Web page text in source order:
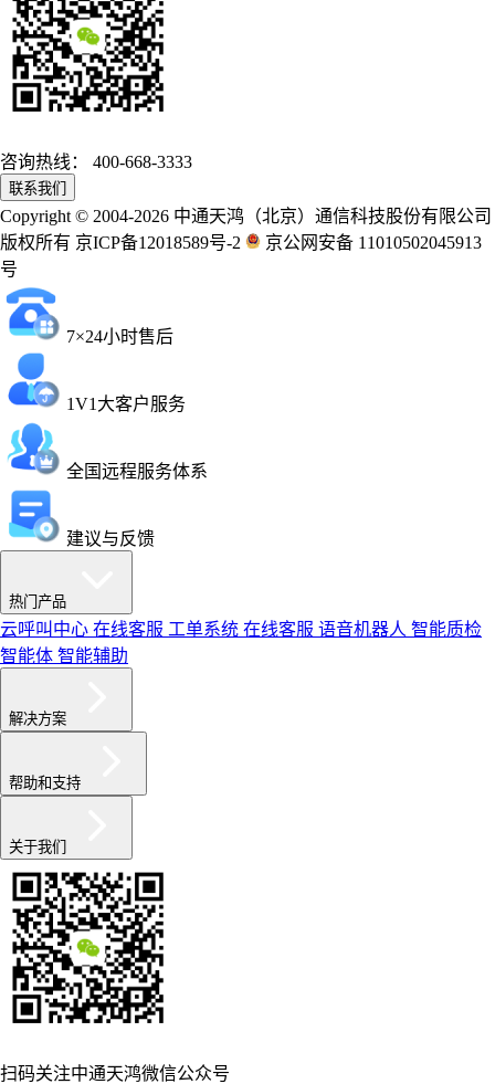
咨询热线： 400-668-3333
联系我们
Copyright © 2004-2026 中通天鸿（北京）通信科技股份有限公司
版权所有 京ICP备12018589号-2
京公网安备 11010502045913
号
7×24小时售后
1V1大客户服务
全国远程服务体系
建议与反馈
热门产品
云呼叫中心 在线客服 工单系统 在线客服 语音机器人 智能质检
智能体 智能辅助
解决方案
帮助和支持
关于我们
扫码关注中通天鸿微信公众号